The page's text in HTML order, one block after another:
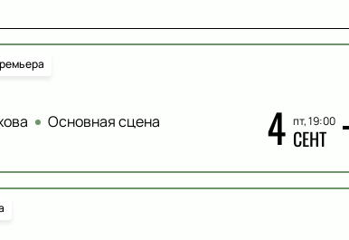
Основная сцена 4 пт, 19:00
СЕНТ